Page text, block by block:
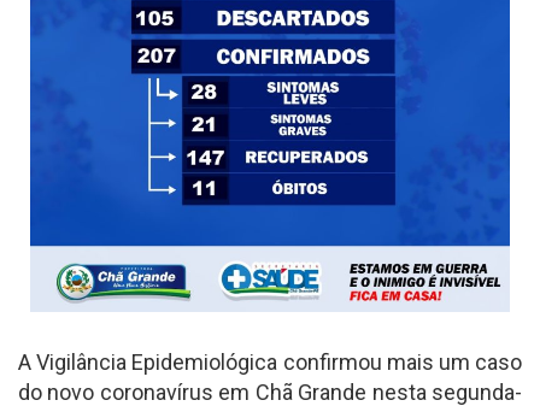
A Vigilância Epidemiológica confirmou mais um caso
do novo coronavírus em Chã Grande nesta segunda-